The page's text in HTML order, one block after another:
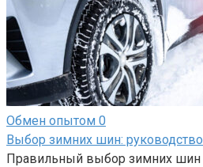
Обмен опытом 0
Выбор зимних шин:
Правильный выбор зимних шин